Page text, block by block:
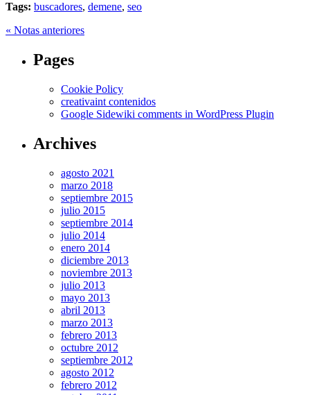
Tags: buscadores, demene, seo
« Notas anteriores
Pages
Cookie Policy
creativaint contenidos
Google Sidewiki comments in WordPress Plugin
Archives
agosto 2021
marzo 2018
septiembre 2015
julio 2015
septiembre 2014
julio 2014
enero 2014
diciembre 2013
noviembre 2013
julio 2013
mayo 2013
abril 2013
marzo 2013
febrero 2013
octubre 2012
septiembre 2012
agosto 2012
febrero 2012